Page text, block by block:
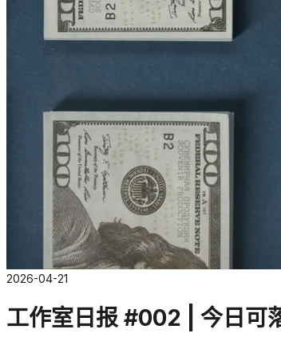
2026-04-21
工作室日报 #002 | 今日可